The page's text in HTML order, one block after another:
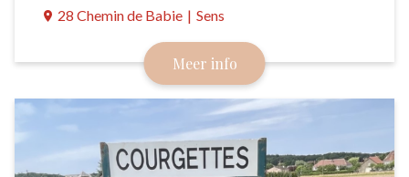
28 Chemin de Babie | Sens
Een stukje platteland in de stad Sens. Inclusief
tropische serres met exotische planten.
Meer info